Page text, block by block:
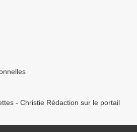
- Christie Rédaction sur le portail